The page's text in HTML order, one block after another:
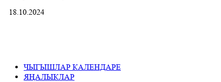
18.10.2024
ЧЫГЫШЛАР КАЛЕНДАРЕ
ЯҢАЛЫКЛАР